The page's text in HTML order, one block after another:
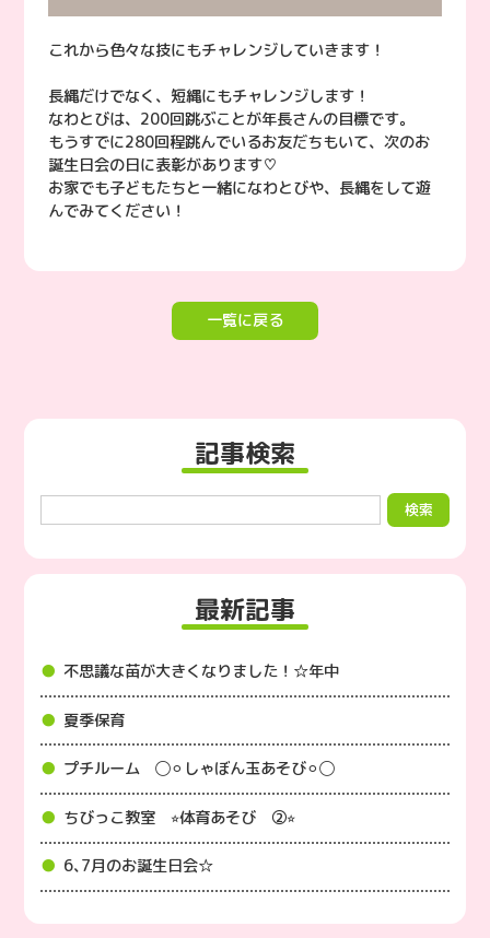
これから色々な技にもチャレンジしていきます！
長縄だけでなく、短縄にもチャレンジします！
なわとびは、200回跳ぶことが年長さんの目標です。
もうすでに280回程跳んでいるお友だちもいて、次のお
誕生日会の日に表彰があります♡
お家でも子どもたちと一緒になわとびや、長縄をして遊
んでみてください！
一覧に戻る
記事検索
最新記事
不思議な苗が大きくなりました！☆年中
夏季保育
プチルーム ◯⚪︎しゃぼん玉あそび⚪︎◯
ちびっこ教室 ⭐︎体育あそび ②⭐︎
6､7月のお誕生日会☆